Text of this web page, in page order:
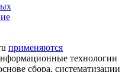
применяются
технологии
сбора, систематизации